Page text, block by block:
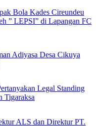
Bola Kades Cireundeu
” LEPSI” di Lapangan FC
Adiyasa Desa Cikuya
Legal Standing
Tigaraksa
ALS dan Direktur PT.